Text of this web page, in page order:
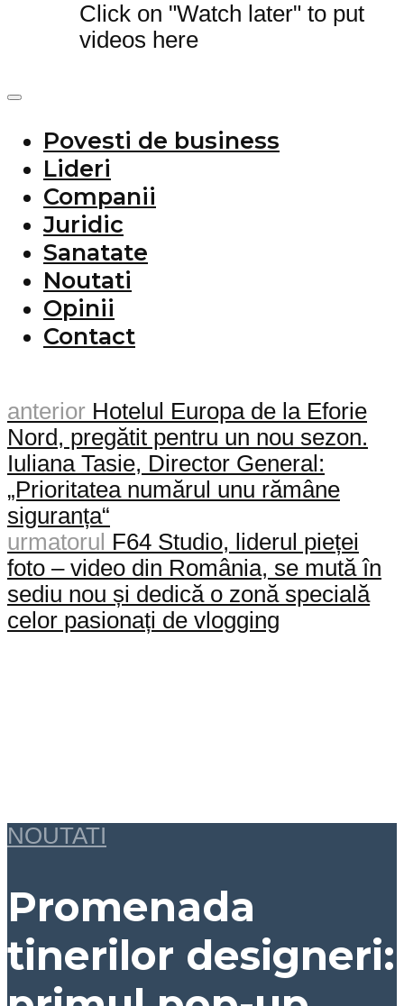
Click on "Watch later" to put
videos here
Povesti de business
Lideri
Companii
Juridic
Sanatate
Noutati
Opinii
Contact
anterior Hotelul Europa de la Eforie
Nord, pregătit pentru un nou sezon.
Iuliana Tasie, Director General:
„Prioritatea numărul unu rămâne
siguranța“
urmatorul F64 Studio, liderul pieței
foto – video din România, se mută în
sediu nou și dedică o zonă specială
celor pasionați de vlogging
NOUTATI
Promenada
tinerilor designeri: